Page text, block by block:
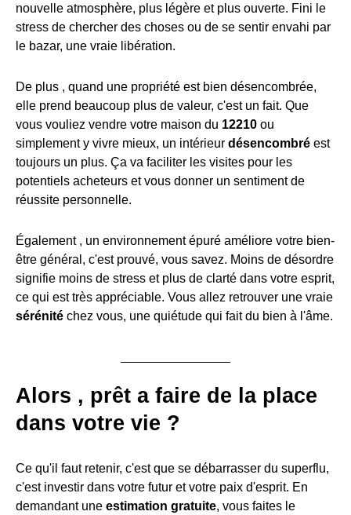
nouvelle atmosphère, plus légère et plus ouverte. Fini le
stress de chercher des choses ou de se sentir envahi par
le bazar, une vraie libération.
De plus , quand une propriété est bien désencombrée,
elle prend beaucoup plus de valeur, c'est un fait. Que
vous vouliez vendre votre maison du 12210 ou
simplement y vivre mieux, un intérieur désencombré est
toujours un plus. Ça va faciliter les visites pour les
potentiels acheteurs et vous donner un sentiment de
réussite personnelle.
Également , un environnement épuré améliore votre bien-
être général, c'est prouvé, vous savez. Moins de désordre
signifie moins de stress et plus de clarté dans votre esprit,
ce qui est très appréciable. Vous allez retrouver une vraie
sérénité chez vous, une quiétude qui fait du bien à l'âme.
Alors , prêt a faire de la place
dans votre vie ?
Ce qu'il faut retenir, c'est que se débarrasser du superflu,
c'est investir dans votre futur et votre paix d'esprit. En
demandant une estimation gratuite, vous faites le